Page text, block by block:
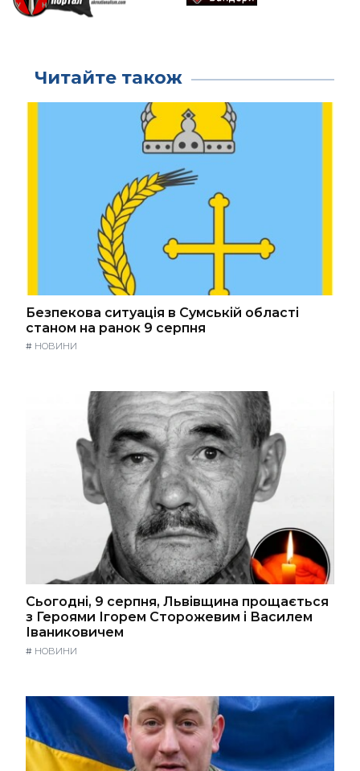
Читайте також
Безпекова ситуація в Сумській області
станом на ранок 9 серпня
# НОВИНИ
Сьогодні, 9 серпня, Львівщина прощається
з Героями Ігорем Сторожевим і Василем
Іваниковичем
# НОВИНИ